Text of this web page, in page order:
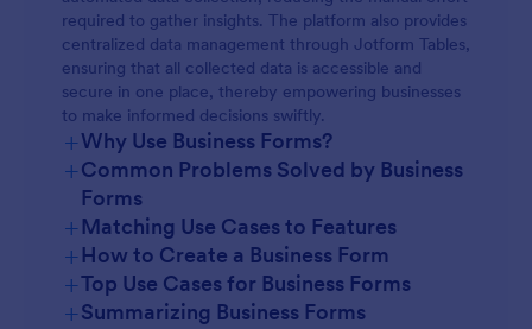
required to gather insights. The platform also provides
centralized data management through Jotform Tables,
ensuring that all collected data is accessible and
secure in one place, thereby empowering businesses
to make informed decisions swiftly.
+Why Use Business Forms?
+Common Problems Solved by Business
Forms
+Matching Use Cases to Features
+How to Create a Business Form
+Top Use Cases for Business Forms
For Managers
+Summarizing Business Forms